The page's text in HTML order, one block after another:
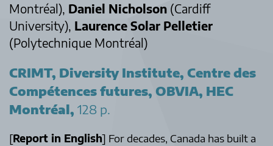
Montréal), Daniel Nicholson (Cardiff
University), Laurence Solar Pelletier
(Polytechnique Montréal)
CRIMT, Diversity Institute, Centre des
Compétences futures, OBVIA, HEC
Montréal, 128 p.
[Report in English] For decades, Canada has built a